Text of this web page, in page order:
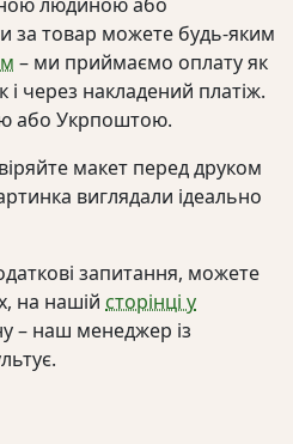
за товар можете будь-яким
– ми приймаємо оплату як
і через накладений платіж.
або Укрпоштою.
макет перед друком
виглядали ідеально
запитання, можете
на нашій сторінці у
– наш менеджер із